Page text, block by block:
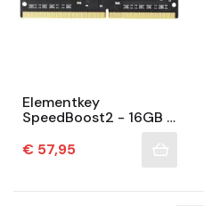
Elementkey
SpeedBoost2 - 16GB -
3200MHz - Extra Snel
- 3 Jaar Garantie -
Prijs
€ 57,95